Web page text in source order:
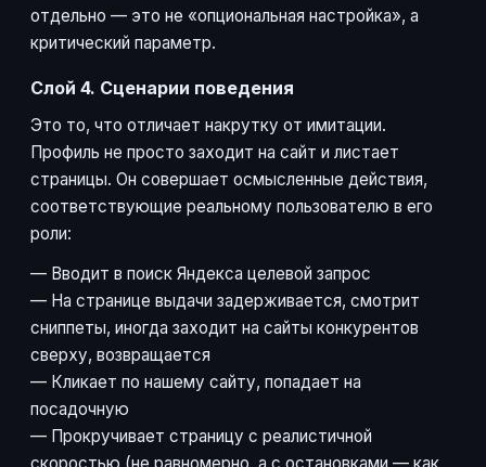
отдельно — это не «опциональная настройка», а
критический параметр.
Слой 4. Сценарии поведения
Это то, что отличает накрутку от имитации.
Профиль не просто заходит на сайт и листает
страницы. Он совершает осмысленные действия,
соответствующие реальному пользователю в его
роли:
— Вводит в поиск Яндекса целевой запрос
— На странице выдачи задерживается, смотрит
сниппеты, иногда заходит на сайты конкурентов
сверху, возвращается
— Кликает по нашему сайту, попадает на
посадочную
— Прокручивает страницу с реалистичной
скоростью (не равномерно, а с остановками — как